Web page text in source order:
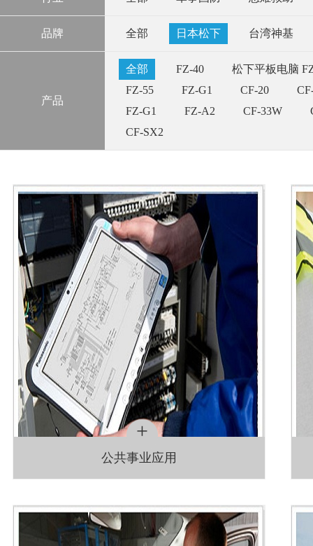
品牌 全部 日本松下 台湾神基
产品
全部 FZ-40
松下平板电脑
FZ-55
FZ-G1 CF-20
FZ-G1
FZ-A2 CF-33W
CF-SX2
+
公共事业应用